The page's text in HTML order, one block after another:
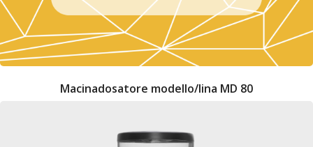
Macinadosatore modello/lina MD 80